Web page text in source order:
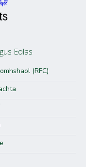
Eolas
(RFC)